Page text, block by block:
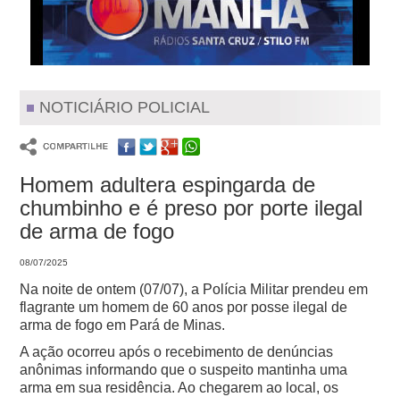
NOTICIÁRIO POLICIAL
Homem adultera espingarda de
chumbinho e é preso por porte ilegal
de arma de fogo
08/07/2025
Na noite de ontem (07/07), a Polícia Militar prendeu em
flagrante um homem de 60 anos por posse ilegal de
arma de fogo em Pará de Minas.
A ação ocorreu após o recebimento de denúncias
anônimas informando que o suspeito mantinha uma
arma em sua residência. Ao chegarem ao local, os